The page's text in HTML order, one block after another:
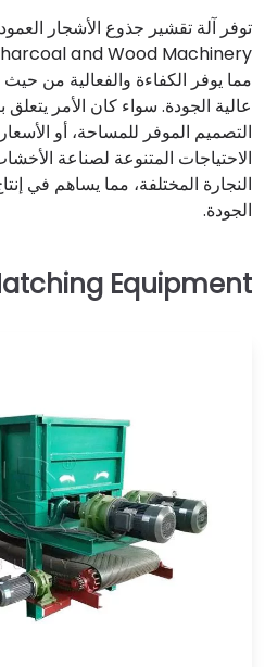
مما يوفر الكفاءة والفعالية من
عالية الجودة. سواء كان الأمر يتعلق
التصميم الموفر للمساحة، أو
الاحتياجات المتنوعة لصناعة
النجارة المختلفة، مما يساهم في
الجودة.